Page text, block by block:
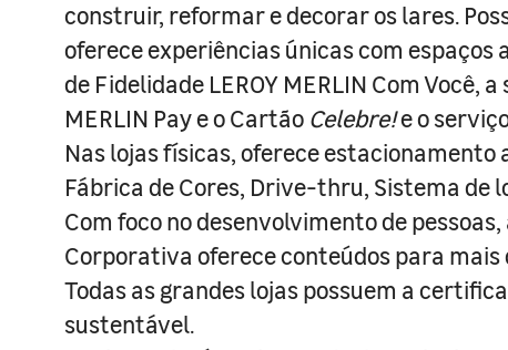
construir, reformar e decorar os lares.
oferece experiências únicas com espaços
de Fidelidade LEROY MERLIN Com Você,
MERLIN Pay e o Cartão Celebre!e o
Nas lojas físicas, oferece
Fábrica de Cores, Drive-thru, Sistema de
Com foco no desenvolvimento de
Corporativa oferece conteúdos para mais
Todas as grandes lojas possuem a
sustentável.